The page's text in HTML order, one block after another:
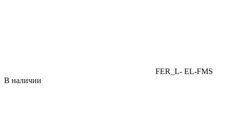
FER_L- EL-FMS
В наличии